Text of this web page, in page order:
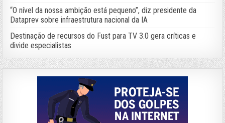
“O nível da nossa ambição está pequeno”, diz presidente da
Dataprev sobre infraestrutura nacional da IA
Destinação de recursos do Fust para TV 3.0 gera críticas e
divide especialistas